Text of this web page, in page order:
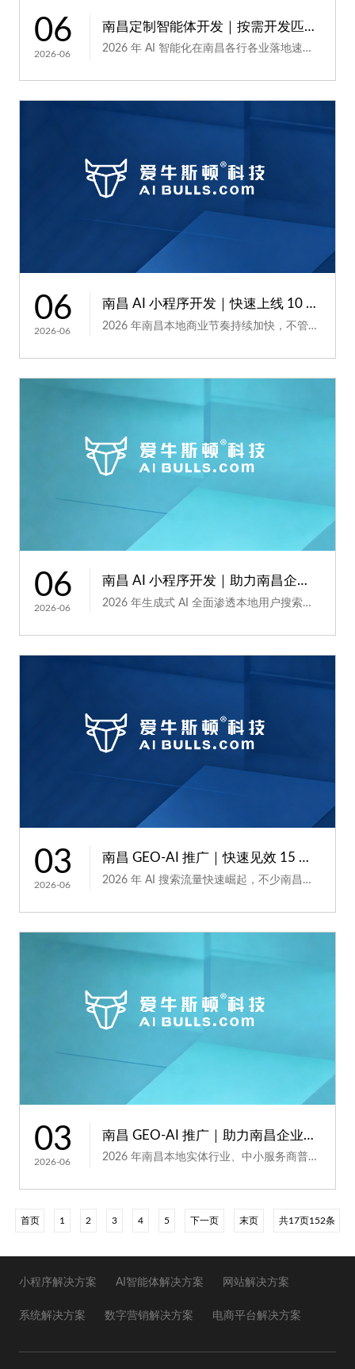
06
2026-06
南昌定制智能体开发｜按需开发匹配企业业务
2026 年 AI 智能化在南昌各行各业落地速度持续攀升，但通用版标准化智能体产品同质化严重，大多是...
06
2026-06
南昌 AI 小程序开发｜快速上线 10 天交付高效省心
2026 年南昌本地商业节奏持续加快，不管是新开餐饮门店、家政服务门店，还是初创研学、建材商贸企...
06
2026-06
南昌 AI 小程序开发｜助力南昌企业抢占本地流量
2026 年生成式 AI 全面渗透本地用户搜索习惯，南昌消费者找门店、选服务、采购产品时，不再局限于...
03
2026-06
南昌 GEO-AI 推广｜快速见效 15 天可见本地引流效果
2026 年 AI 搜索流量快速崛起，不少南昌本地商户、中小企业想要布局 GEO-AI 推广，但普遍担忧优化...
03
2026-06
南昌 GEO-AI 推广｜助力南昌企业突破本地获客瓶颈
2026 年南昌本地实体行业、中小服务商普遍陷入获客瓶颈，传统线下发传单、地推拓客人力成本逐年上...
首页 1 2 3 4 5 下一页 末页 共17页152条
小程序解决方案 AI智能体解决方案 网站解决方案
系统解决方案 数字营销解决方案 电商平台解决方案